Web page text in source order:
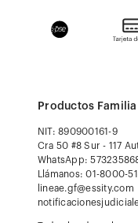
Productos Familia
NIT: 890900161-9
Cra 50 #8 Sur - 117
WhatsApp:
Llámanos: 01-8000-
lineae.gf@essity.com